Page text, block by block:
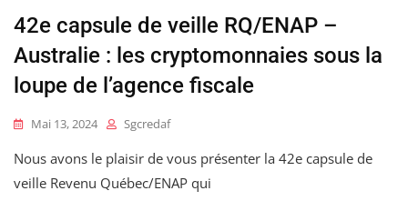
42e capsule de veille RQ/ENAP –
Australie : les cryptomonnaies sous la
loupe de l’agence fiscale
Mai 13, 2024 Sgcredaf
Nous avons le plaisir de vous présenter la 42e capsule de
veille Revenu Québec/ENAP qui